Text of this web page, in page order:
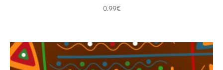
0.99€